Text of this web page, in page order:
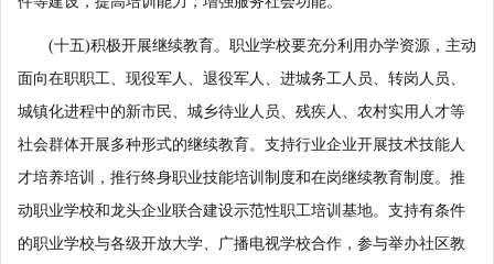
(十五)积极开展继续教育。职业学校要充分利用办学资源，主动
面向在职职工、现役军人、退役军人、进城务工人员、转岗人员、
城镇化进程中的新市民、城乡待业人员、残疾人、农村实用人才等
社会群体开展多种形式的继续教育。支持行业企业开展技术技能人
才培养培训，推行终身职业技能培训制度和在岗继续教育制度。推
动职业学校和龙头企业联合建设示范性职工培训基地。支持有条件
的职业学校与各级开放大学、广播电视学校合作，参与举办社区教